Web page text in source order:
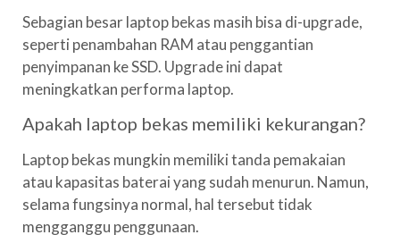
Sebagian besar laptop bekas masih bisa di-upgrade,
seperti penambahan RAM atau penggantian
penyimpanan ke SSD. Upgrade ini dapat
meningkatkan performa laptop.
Apakah laptop bekas memiliki kekurangan?
Laptop bekas mungkin memiliki tanda pemakaian
atau kapasitas baterai yang sudah menurun. Namun,
selama fungsinya normal, hal tersebut tidak
mengganggu penggunaan.